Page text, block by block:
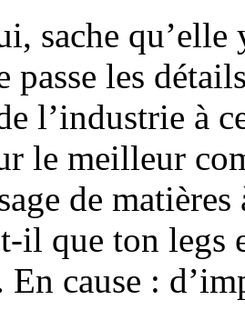
sache
passe les
l’industrie à
le meilleur
de
il que ton legs
cause :